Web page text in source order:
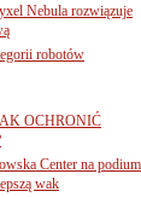
Nebula rozwiązuje
robotów
OCHRONIĆ
Center na podium
wak